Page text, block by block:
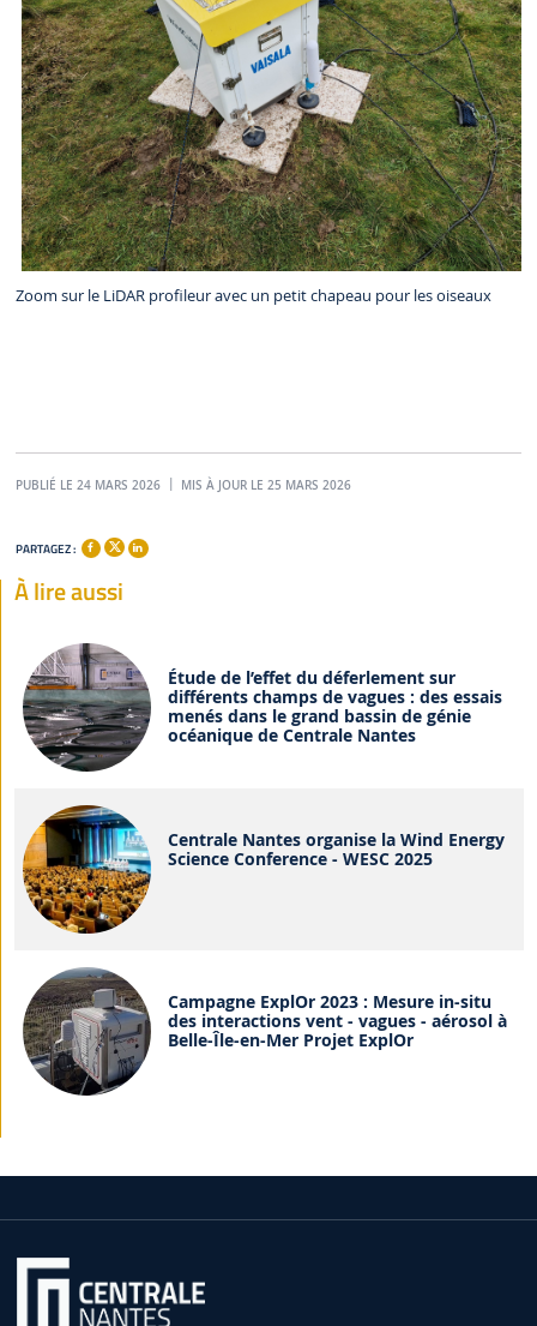
Zoom sur le LiDAR profileur avec un petit chapeau pour les oiseaux
PUBLIÉ LE 24 MARS 2026 MIS À JOUR LE 25 MARS 2026
PARTAGEZ :
À lire aussi
Étude de l’effet du déferlement sur
différents champs de vagues : des essais
menés dans le grand bassin de génie
océanique de Centrale Nantes
Centrale Nantes organise la Wind Energy
Science Conference - WESC 2025
Campagne ExplOr 2023 : Mesure in-situ
des interactions vent - vagues - aérosol à
Belle-Île-en-Mer Projet ExplOr